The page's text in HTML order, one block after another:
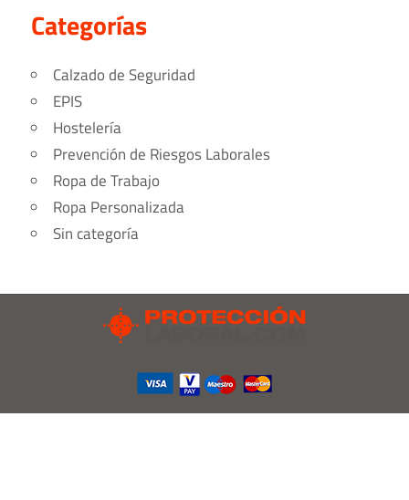
Categorías
Calzado de Seguridad
EPIS
Hostelería
Prevención de Riesgos Laborales
Ropa de Trabajo
Ropa Personalizada
Sin categoría